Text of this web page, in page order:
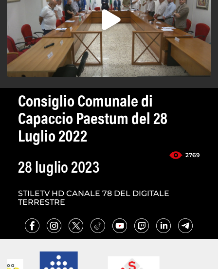
Consiglio Comunale di
Capaccio Paestum del 28
Luglio 2022
2769
28 luglio 2023
STILETV HD CANALE 78 DEL DIGITALE
TERRESTRE